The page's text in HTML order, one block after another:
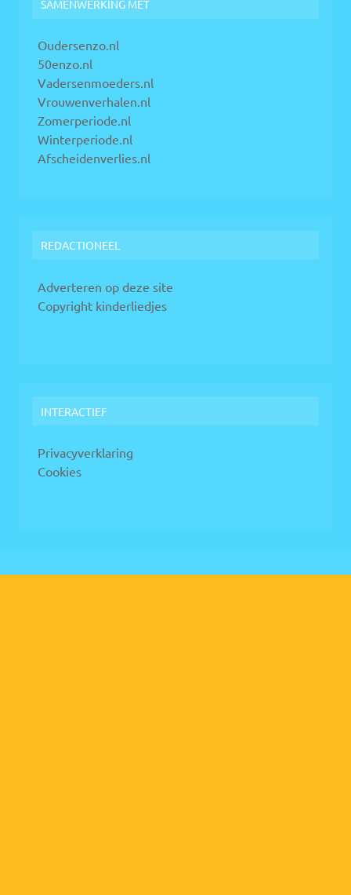
SAMENWERKING MET
Oudersenzo.nl
50enzo.nl
Vadersenmoeders.nl
Vrouwenverhalen.nl
Zomerperiode.nl
Winterperiode.nl
Afscheidenverlies.nl
REDACTIONEEL
Adverteren op deze site
Copyright kinderliedjes
INTERACTIEF
Privacyverklaring
Cookies